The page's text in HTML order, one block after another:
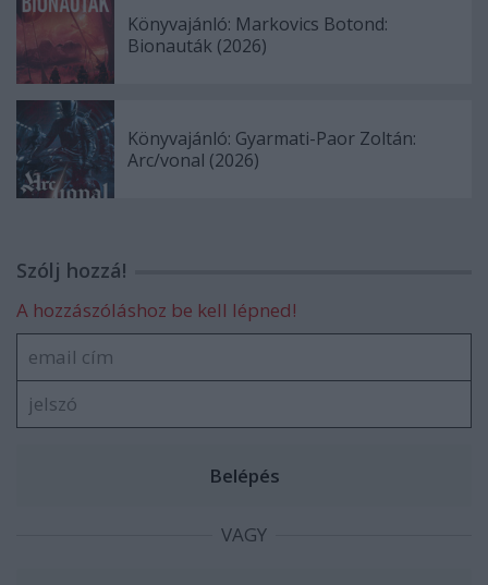
Könyvajánló: Markovics Botond:
Bionauták (2026)
Könyvajánló: Gyarmati-Paor Zoltán:
Arc/vonal (2026)
Szólj hozzá!
A hozzászóláshoz be kell lépned!
VAGY